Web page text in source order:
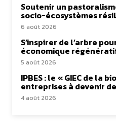
Soutenir un
socio-écosystèmes
6 août 2026
S’inspirer de l’arbre
économique
5 août 2026
IPBES : le « GIEC de la
entreprises à devenir
4 août 2026